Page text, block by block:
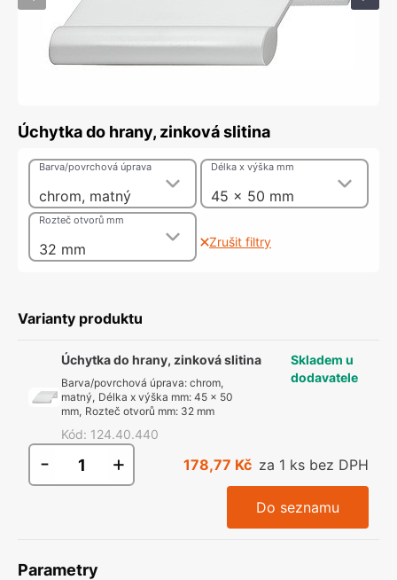
Úchytka do hrany, zinková slitina
chrom, matný
Barva/povrchová úprava
45 x 50 mm
Délka x výška mm
32 mm
Rozteč otvorů mm
Zrušit filtry
Varianty produktu
Úchytka do hrany, zinková slitina
Barva/povrchová úprava: chrom,
matný, Délka x výška mm: 45 x 50
mm, Rozteč otvorů mm: 32 mm
Kód: 124.40.440
Skladem u
dodavatele
- + 178,77 Kč za 1 ks bez DPH
Do seznamu
Parametry